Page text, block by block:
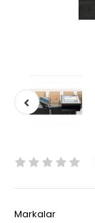
Markalar